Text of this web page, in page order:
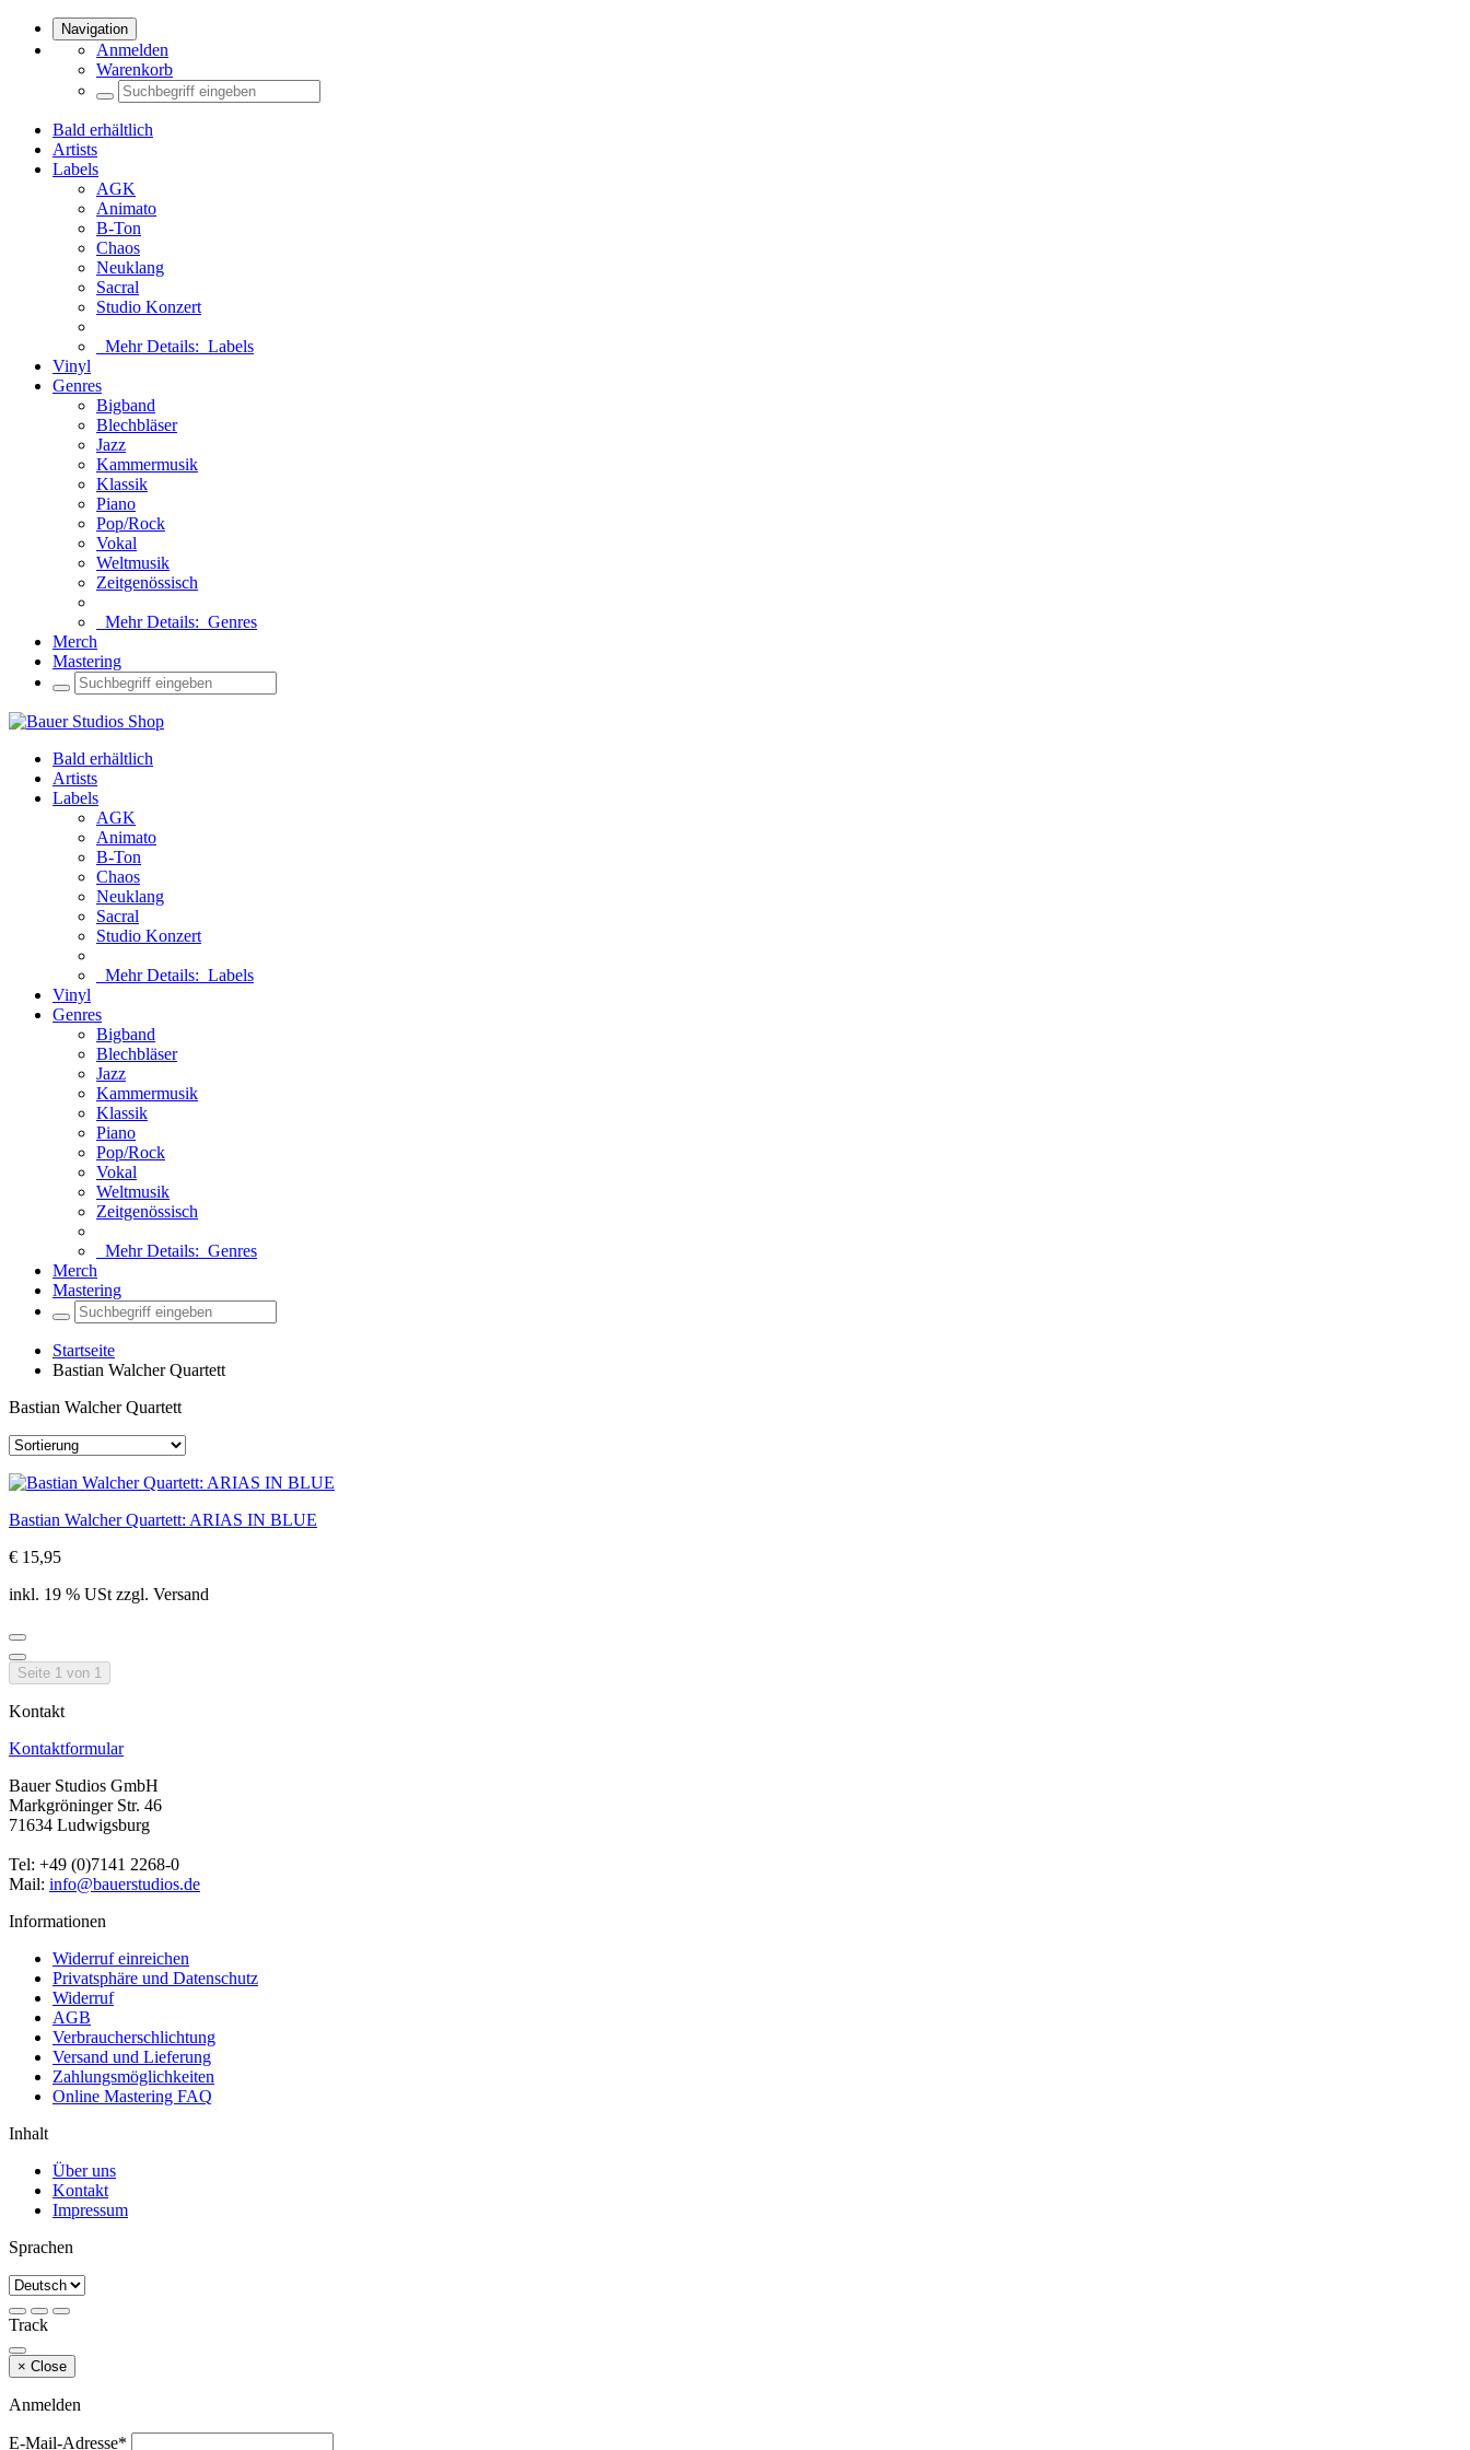
Navigation
Anmelden
Warenkorb
Bald erhältlich
Artists
Labels
AGK
Animato
B-Ton
Chaos
Neuklang
Sacral
Studio Konzert
Mehr Details: Labels
Vinyl
Genres
Bigband
Blechbläser
Jazz
Kammermusik
Klassik
Piano
Pop/Rock
Vokal
Weltmusik
Zeitgenössisch
Mehr Details: Genres
Merch
Mastering
Bald erhältlich
Artists
Labels
AGK
Animato
B-Ton
Chaos
Neuklang
Sacral
Studio Konzert
Mehr Details: Labels
Vinyl
Genres
Bigband
Blechbläser
Jazz
Kammermusik
Klassik
Piano
Pop/Rock
Vokal
Weltmusik
Zeitgenössisch
Mehr Details: Genres
Merch
Mastering
Startseite
Bastian Walcher Quartett
Bastian Walcher Quartett
Bastian Walcher Quartett: ARIAS IN BLUE
€ 15,95
inkl. 19 % USt zzgl. Versand
Seite 1 von 1
Kontakt
Kontaktformular
Bauer Studios GmbH
Markgröninger Str. 46
71634 Ludwigsburg
Tel: +49 (0)7141 2268-0
Mail: info@bauerstudios.de
Informationen
Widerruf einreichen
Privatsphäre und Datenschutz
Widerruf
AGB
Verbraucherschlichtung
Versand und Lieferung
Zahlungsmöglichkeiten
Online Mastering FAQ
Inhalt
Über uns
Kontakt
Impressum
Sprachen
Track
× Close
Anmelden
E-Mail-Adresse*